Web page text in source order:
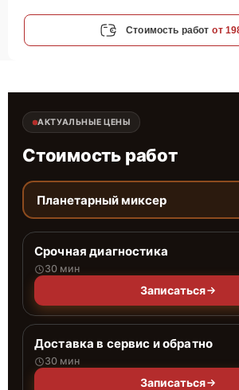
Стоимость работ от
АКТУАЛЬНЫЕ ЦЕНЫ
Стоимость работ
Планетарный миксер
Срочная диагностика
30 мин
Записаться
Доставка в сервис и обратно
30 мин
Записаться